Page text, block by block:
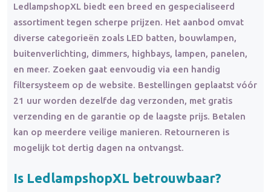
LedlampshopXL biedt een breed en gespecialiseerd
assortiment tegen scherpe prijzen. Het aanbod omvat
diverse categorieën zoals LED batten, bouwlampen,
buitenverlichting, dimmers, highbays, lampen, panelen,
en meer. Zoeken gaat eenvoudig via een handig
filtersysteem op de website. Bestellingen geplaatst vóór
21 uur worden dezelfde dag verzonden, met gratis
verzending en de garantie op de laagste prijs. Betalen
kan op meerdere veilige manieren. Retourneren is
mogelijk tot dertig dagen na ontvangst.
Is LedlampshopXL betrouwbaar?